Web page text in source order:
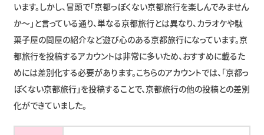
います。しかし、冒頭で「京都っぽくない京都旅行を楽しんでみません
か〜」と言っている通り、単なる京都旅行とは異なり、カラオケや駄
菓子屋の問屋の紹介など遊び心のある京都旅行になっています。京
都旅行を投稿するアカウントは非常に多いため、おすすめに載るた
めには差別化する必要があります。こちらのアカウントでは、「京都っ
ぽくない京都旅行」を投稿することで、京都旅行の他の投稿との差別
化ができていました。